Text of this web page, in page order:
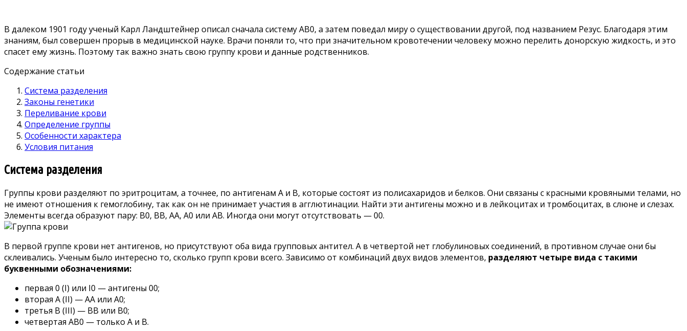
В далеком 1901 году ученый Карл Ландштейнер описал сначала систему АВ0, а затем поведал миру о существовании другой, под названием Резус. Благодаря этим
знаниям, был совершен прорыв в медицинской науке. Врачи поняли то, что при значительном кровотечении человеку можно перелить донорскую жидкость, и это
спасет ему жизнь. Поэтому так важно знать свою группу крови и данные родственников.
Содержание статьи
Система разделения
Законы генетики
Переливание крови
Определение группы
Особенности характера
Условия питания
Система разделения
Группы крови разделяют по эритроцитам, а точнее, по антигенам А и В, которые состоят из полисахаридов и белков. Они связаны с красными кровяными телами, но
не имеют отношения к гемоглобину, так как он не принимает участия в агглютинации. Найти эти антигены можно и в лейкоцитах и тромбоцитах, в слюне и слезах.
Элементы всегда образуют пару: В0, ВВ, АА, А0 или АВ. Иногда они могут отсутствовать — 00.
В первой группе крови нет антигенов, но присутствуют оба вида групповых антител. А в четвертой нет глобулиновых соединений, в противном случае они бы
склеивались. Ученым было интересно то, сколько групп крови всего. Зависимо от комбинаций двух видов элементов, разделяют четыре вида с такими
буквенными обозначениями:
первая 0 (I) или I0 — антигены 00;
вторая А (II) — АА или А0;
третья В (III) — ВВ или В0;
четвертая АВ0 — только А и В.